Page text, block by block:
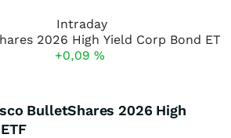
Intraday
+0,09 %
BulletShares 2026 High